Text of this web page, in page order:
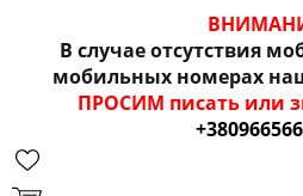
В случае отсутствия
мобильных номерах
ПРОСИМ писать или